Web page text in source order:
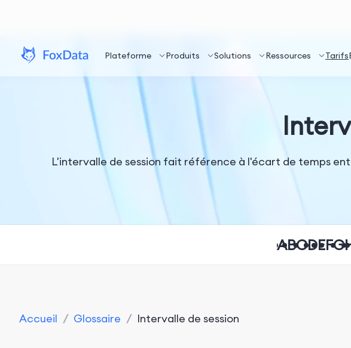
Plateforme Produits Solutions Ressources Tarifs
L'intervalle de session fait référence à l'écart de temps
ABCDEFG
Accueil / Glossaire / Intervalle de session